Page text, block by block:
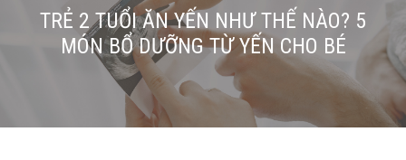
TRẺ 2 TUỔI ĂN YẾN NHƯ THẾ NÀO? 5
MÓN BỔ DƯỠNG TỪ YẾN CHO BÉ